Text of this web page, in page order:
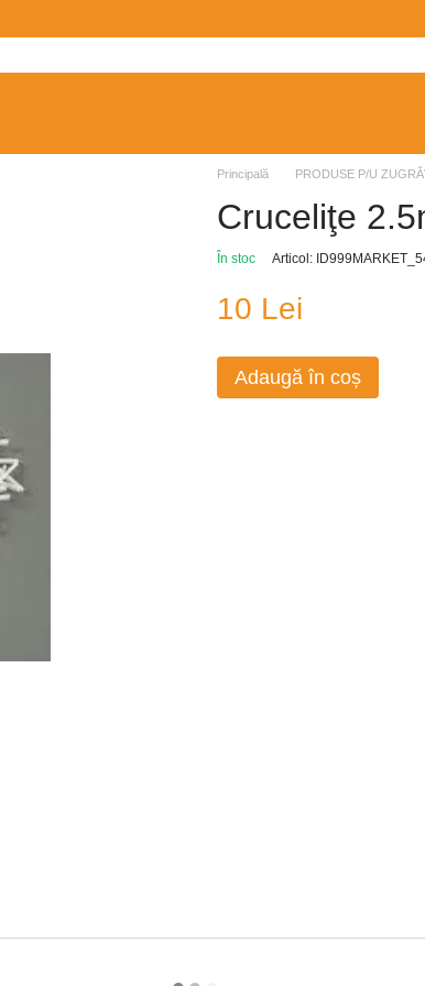
Principală PRODUSE P/U
Cruceliţe
În stoc Articol:
10 Lei
Adaugă în coș